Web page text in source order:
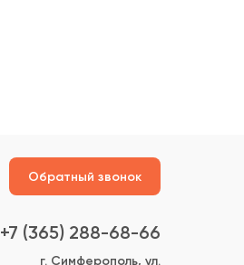
Обратный звонок
+7 (365) 288-68-66
г. Симферополь, ул.